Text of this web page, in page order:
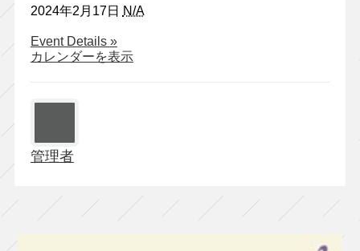
2024年2月17日 N/A
Event Details about
ゆ
»
カレンダーを表示
管理者